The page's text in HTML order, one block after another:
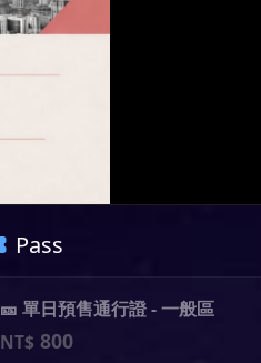
Pass
🎫 單日預售通行證 - 一般區
NT$ 800